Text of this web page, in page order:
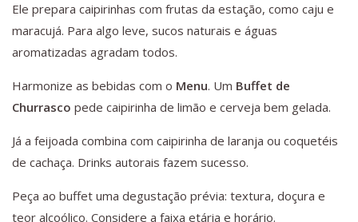
Ele prepara caipirinhas com frutas da estação, como caju e
maracujá. Para algo leve, sucos naturais e águas
aromatizadas agradam todos.
Harmonize as bebidas com o Menu. Um Buffet de
Churrasco pede caipirinha de limão e cerveja bem gelada.
Já a feijoada combina com caipirinha de laranja ou coquetéis
de cachaça. Drinks autorais fazem sucesso.
Peça ao buffet uma degustação prévia: textura, doçura e
teor alcoólico. Considere a faixa etária e horário.